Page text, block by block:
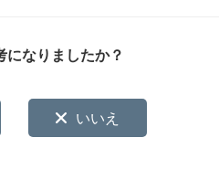
になりましたか？
いいえ